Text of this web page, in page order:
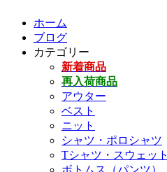
ホーム
ブログ
カテゴリー
新着商品
再入荷商品
アウター
ベスト
ニット
シャツ・ポロシャツ
Tシャツ・スウェッ
ボトムス（パンツ）